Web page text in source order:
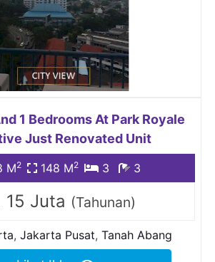
1 Bedrooms At Park Royale
Just Renovated Unit
M2 148 M2 3 3
15 Juta (Tahunan)
, Jakarta Pusat, Tanah Abang